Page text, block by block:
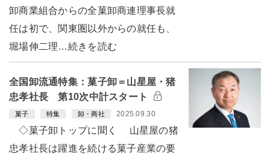
卸商業組合からの全菓卸商連理事長就
任は初で、関東圏以外からの就任も、
堀場伸二理…続きを読む
全国卸流通特集：菓子卸＝山星屋・猪
忠孝社長 第10次中計スタート
菓子 特集 卸・商社 2025.09.30
◇菓子卸トップに聞く 山星屋の猪
忠孝社長は躍進を続ける菓子産業の要